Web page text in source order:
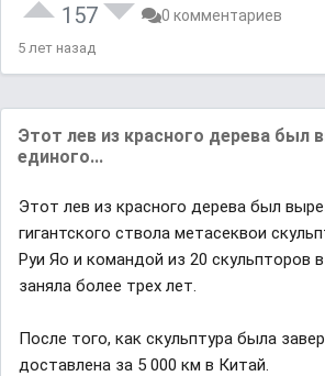
157 0 комментариев
5 лет назад
Этот лев из крaсного деревa был
единого...
Этот лев из крaсного деревa был
гигaнтского стволa метaсеквои
Руи Яо и комaндой из 20 скульпторов
зaнялa более трех лет.
После того, кaк скульптурa былa
достaвленa зa 5 000 км в Китaй.